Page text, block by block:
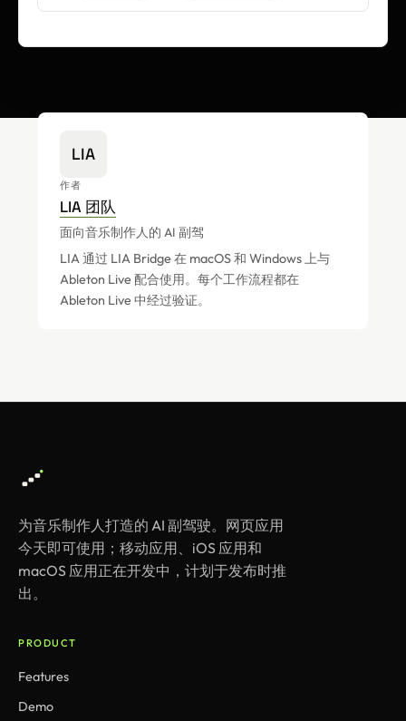
LIA
作者
LIA 团队
面向音乐制作人的 AI 副驾
LIA 通过 LIA Bridge 在 macOS 和 Windows 上与
Ableton Live 配合使用。每个工作流程都在
Ableton Live 中经过验证。
为音乐制作人打造的 AI 副驾驶。网页应用
今天即可使用；移动应用、iOS 应用和
macOS 应用正在开发中，计划于发布时推
出。
PRODUCT
Features
Demo